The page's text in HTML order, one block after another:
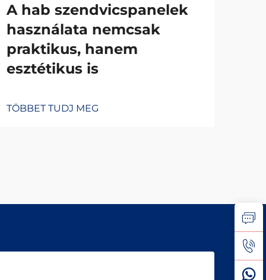
A hab szendvicspanelek
használata nemcsak
praktikus, hanem
esztétikus is
TÖBBET TUDJ MEG